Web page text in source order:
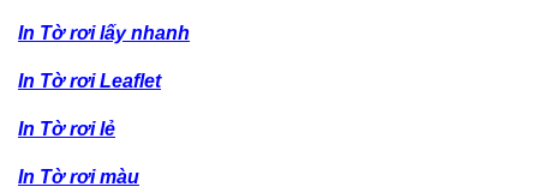
In Tờ rơi lấy nhanh
In Tờ rơi Leaflet
In Tờ rơi lẻ
In Tờ rơi màu